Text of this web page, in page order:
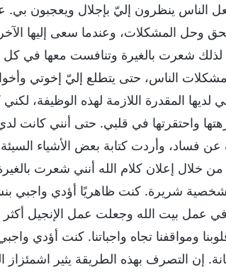
الناس ينظرون إليّ بإجلال ويعجبون بي.
وحل المشكلات، وعندما سعى إليها
لذلك شعرت بالغيرة وتنافست معها في
الناس، حتى يتطلع إليّ إخوتي
لديها المقدرة اللازمة لهذه
واحتقرتها في قلبي. حتى أنني
فساد، وأردت كتابة بعض الأشياء
خلال إعلان كلام الله أنني شعرت
شريرة. كنت ظاهريًا أؤدي واجبي
عمل بيت الله وجعلت عمل الإنجيل
ومواقفنا تجاه واجباتنا. كنت أؤدي
إن التصرف بهذه الطريقة يثير اشمئزاز